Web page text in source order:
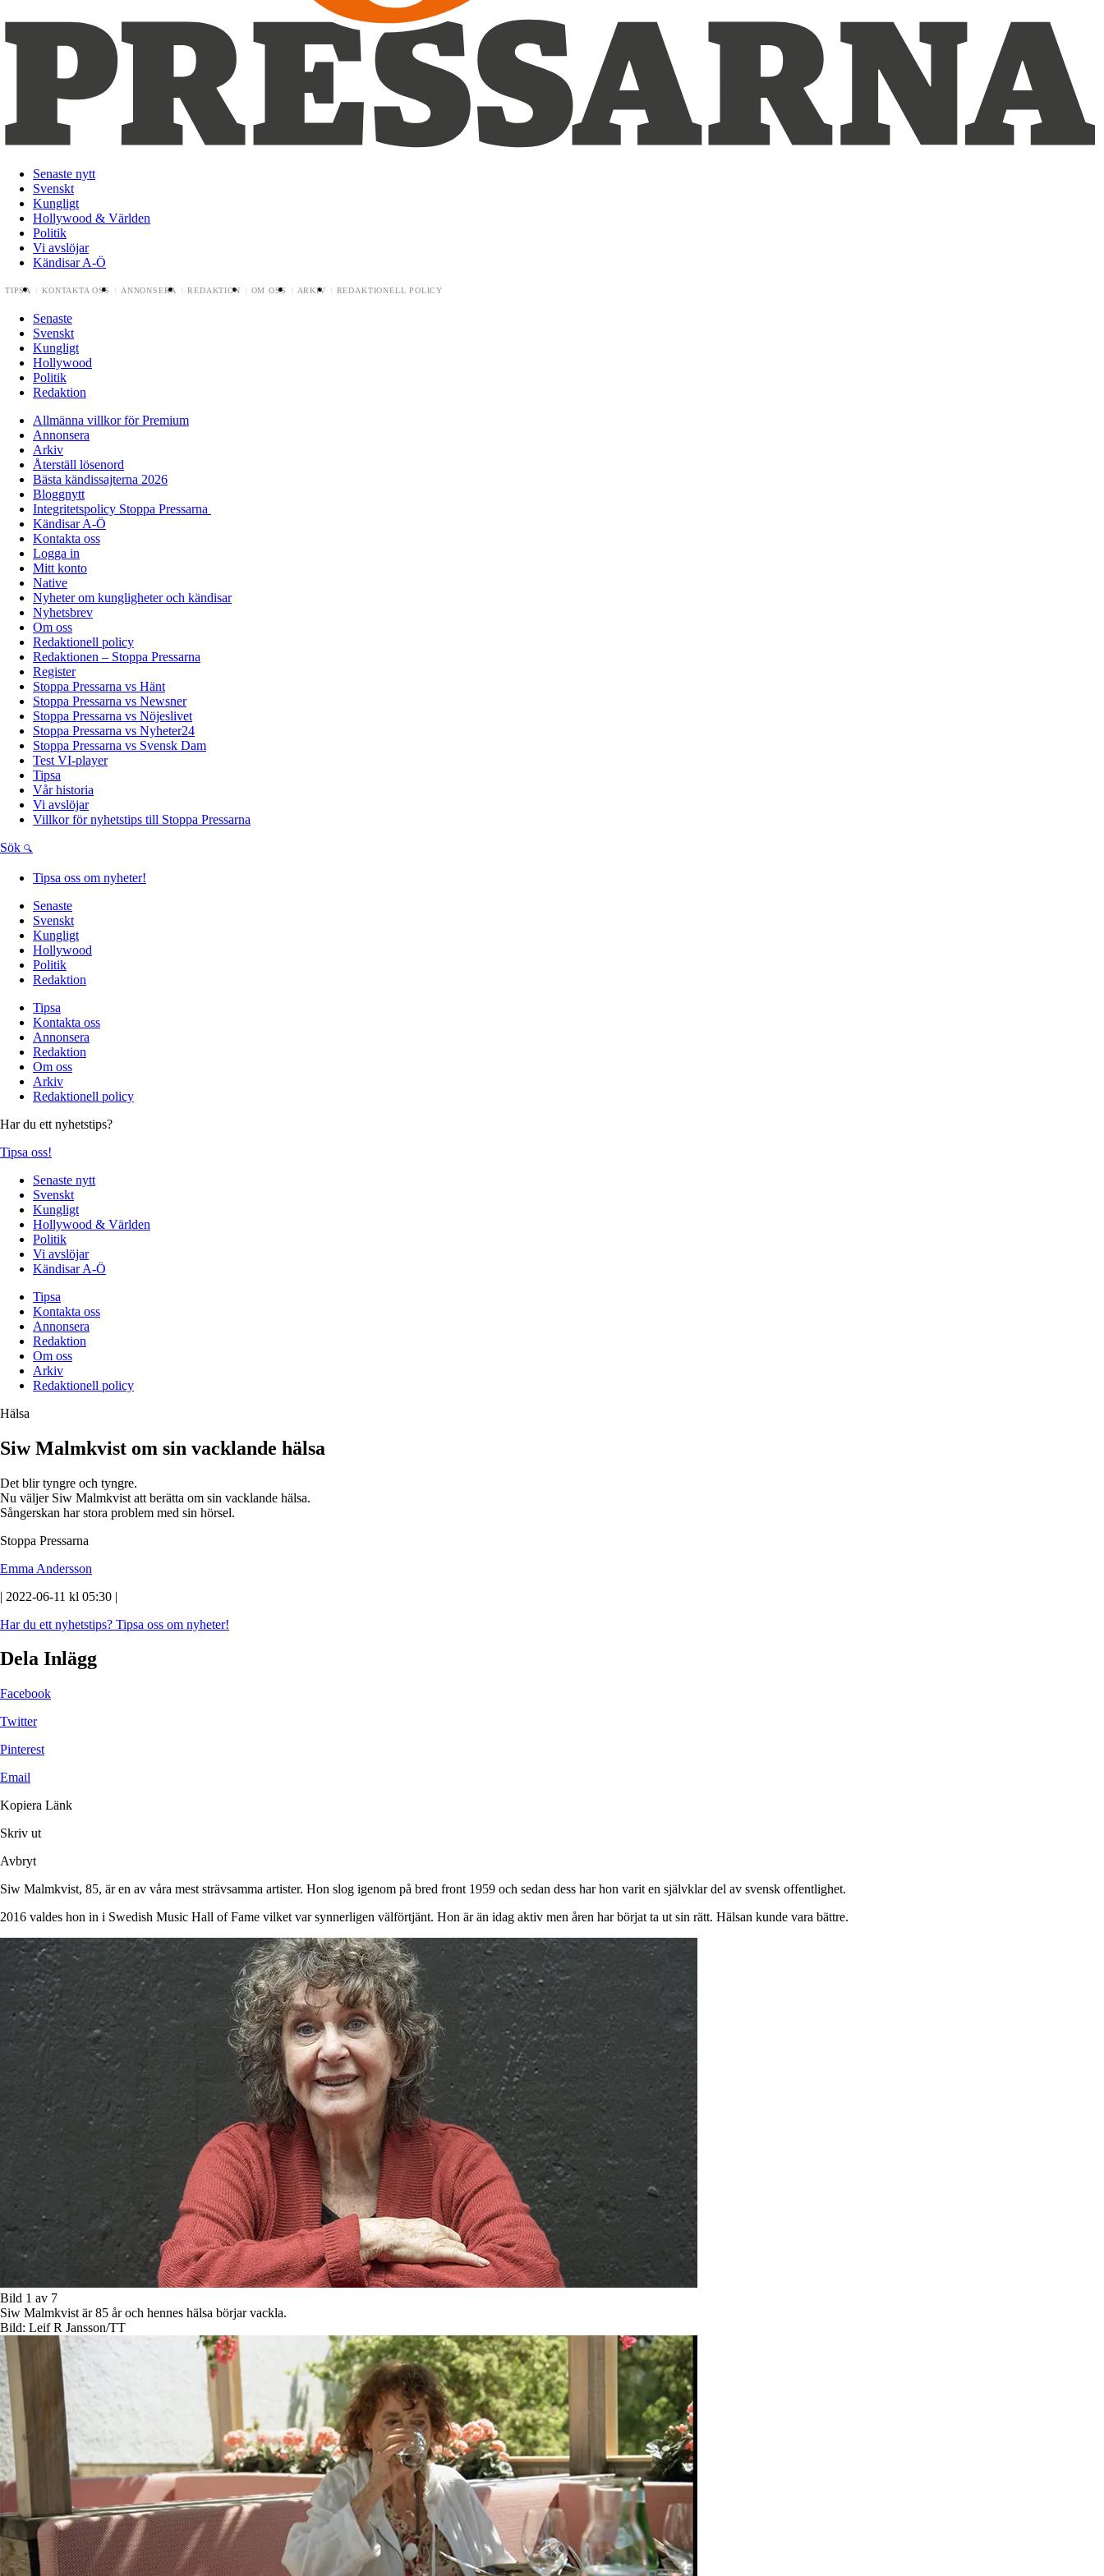
Senaste nytt
Svenskt
Kungligt
Hollywood & Världen
Politik
Vi avslöjar
Kändisar A-Ö
TIPSA KONTAKTA OSS ANNONSERA REDAKTION OM OSS ARKIV REDAKTIONELL POLICY
Senaste
Svenskt
Kungligt
Hollywood
Politik
Redaktion
Allmänna villkor för Premium
Annonsera
Arkiv
Återställ lösenord
Bästa kändissajterna 2026
Bloggnytt
Integritetspolicy Stoppa Pressarna
Kändisar A-Ö
Kontakta oss
Logga in
Mitt konto
Native
Nyheter om kungligheter och kändisar
Nyhetsbrev
Om oss
Redaktionell policy
Redaktionen – Stoppa Pressarna
Register
Stoppa Pressarna vs Hänt
Stoppa Pressarna vs Newsner
Stoppa Pressarna vs Nöjeslivet
Stoppa Pressarna vs Nyheter24
Stoppa Pressarna vs Svensk Dam
Test VI-player
Tipsa
Vår historia
Vi avslöjar
Villkor för nyhetstips till Stoppa Pressarna
Sök
Tipsa oss om nyheter!
Senaste
Svenskt
Kungligt
Hollywood
Politik
Redaktion
Tipsa
Kontakta oss
Annonsera
Redaktion
Om oss
Arkiv
Redaktionell policy
Har du ett nyhetstips?
Tipsa oss!
Senaste nytt
Svenskt
Kungligt
Hollywood & Världen
Politik
Vi avslöjar
Kändisar A-Ö
Tipsa
Kontakta oss
Annonsera
Redaktion
Om oss
Arkiv
Redaktionell policy
Hälsa
Siw Malmkvist om sin vacklande hälsa
Det blir tyngre och tyngre.
Nu väljer Siw Malmkvist att berätta om sin vacklande hälsa.
Sångerskan har stora problem med sin hörsel.
Stoppa Pressarna
Emma Andersson
| 2022-06-11 kl 05:30 |
Har du ett nyhetstips? Tipsa oss om nyheter!
Dela Inlägg
Facebook
Twitter
Pinterest
Email
Kopiera Länk
Skriv ut
Avbryt
Siw Malmkvist, 85, är en av våra mest strävsamma artister. Hon slog igenom på bred front 1959 och sedan dess har hon varit en självklar del av svensk offentlighet.
2016 valdes hon in i Swedish Music Hall of Fame vilket var synnerligen välförtjänt. Hon är än idag aktiv men åren har börjat ta ut sin rätt. Hälsan kunde vara bättre.
Bild 1 av 7
Siw Malmkvist är 85 år och hennes hälsa börjar vackla.
Bild: Leif R Jansson/TT